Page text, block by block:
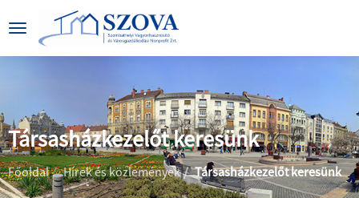
Társasházkezelőt keresünk
Főoldal| Hírek és közlemények| Társasházkezelőt keresünk